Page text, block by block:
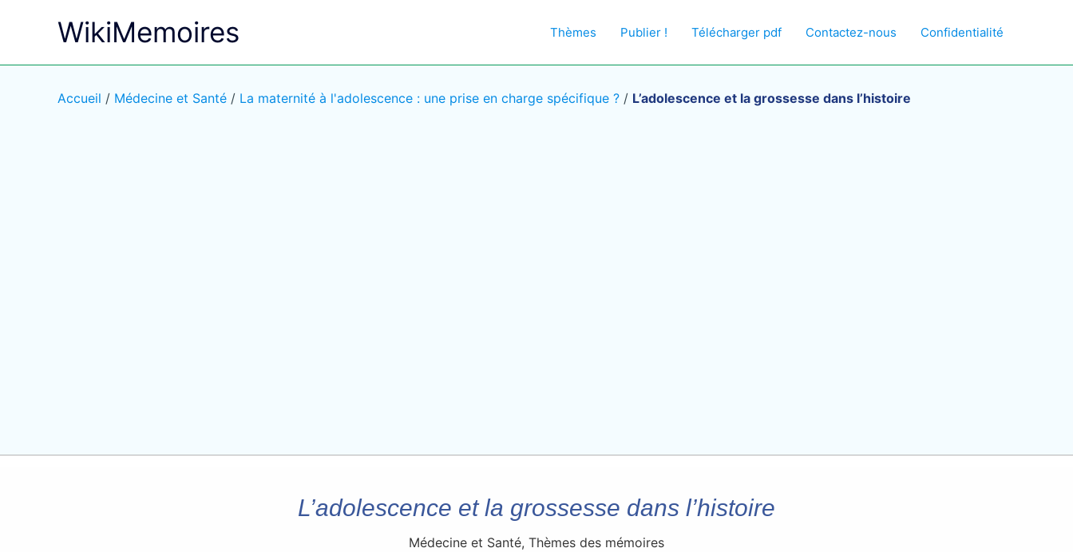
WikiMemoires Thèmes Publier ! Télécharger pdf Contactez-nous Confidentialité
Accueil / Médecine et Santé / La maternité à l'adolescence : une prise en charge spécifique ? / L’adolescence et la grossesse dans l’histoire
L’adolescence et la grossesse dans l’histoire
Médecine et Santé, Thèmes des mémoires